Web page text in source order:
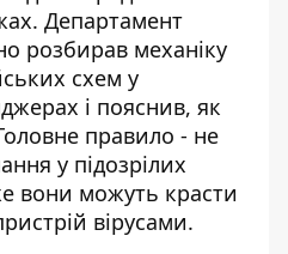
Департамент
розбирав механіку
схем у
і пояснив, як
правило - не
у підозрілих
вони можуть красти
вірусами.